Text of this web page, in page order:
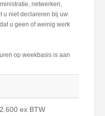
netwerken,
u niet declareren bij uw
u geen of weinig werk
op weekbasis is aan
ex BTW